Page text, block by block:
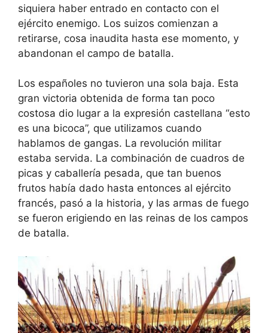
siquiera haber entrado en contacto con el
ejército enemigo. Los suizos comienzan a
retirarse, cosa inaudita hasta ese momento, y
abandonan el campo de batalla.
Los españoles no tuvieron una sola baja. Esta
gran victoria obtenida de forma tan poco
costosa dio lugar a la expresión castellana “esto
es una bicoca”, que utilizamos cuando
hablamos de gangas. La revolución militar
estaba servida. La combinación de cuadros de
picas y caballería pesada, que tan buenos
frutos había dado hasta entonces al ejército
francés, pasó a la historia, y las armas de fuego
se fueron erigiendo en las reinas de los campos
de batalla.